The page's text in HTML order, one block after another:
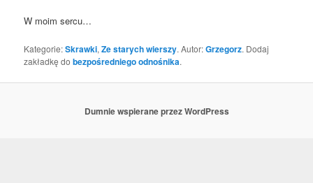
W moim sercu…
Kategorie:Skrawki,Ze starych wierszy. Autor:Grzegorz. Dodaj
zakładkę dobezpośredniego odnośnika.
Dumnie wspierane przez WordPress